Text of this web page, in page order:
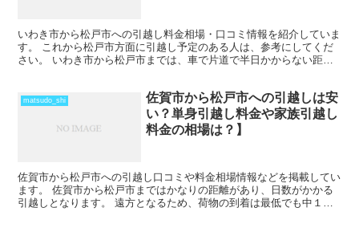
いわき市から松戸市への引越し料金相場・口コミ情報を紹介していま
す。 これから松戸市方面に引越し予定のある人は、参考にしてくだ
さい。 いわき市から松戸市までは、車で片道で半日かからない距離
matsudo_shi
佐賀市から松戸市への引越しは安
い？単身引越し料金や家族引越し
料金の相場は？】
佐賀市から松戸市への引越し口コミや料金相場情報などを掲載してい
ます。 佐賀市から松戸市まではかなりの距離があり、日数がかかる
引越しとなります。 遠方となるため、荷物の到着は最低でも中１日